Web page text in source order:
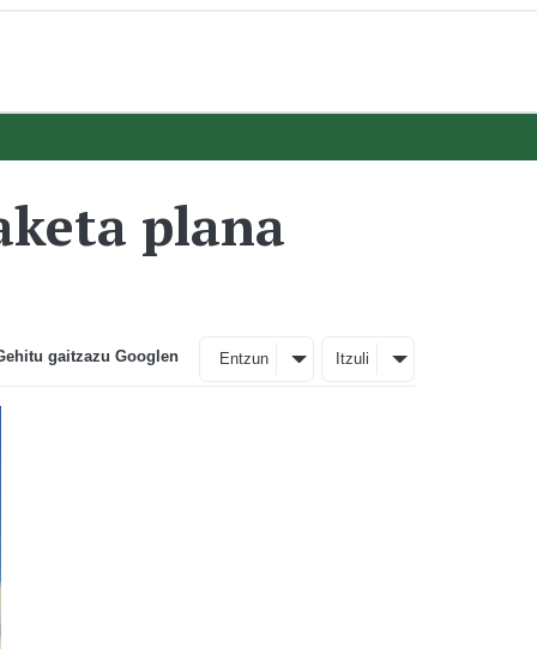
plana
gaitzazu Googlen Entzun Itzuli